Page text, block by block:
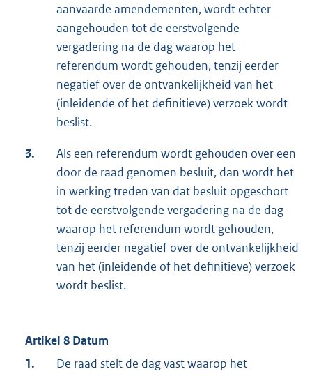
aanvaarde amendementen, wordt echter
aangehouden tot de eerstvolgende
vergadering na de dag waarop het
referendum wordt gehouden, tenzij eerder
negatief over de ontvankelijkheid van het
(inleidende of het definitieve) verzoek wordt
beslist.
3.
Als een referendum wordt gehouden over een
door de raad genomen besluit, dan wordt het
in werking treden van dat besluit opgeschort
tot de eerstvolgende vergadering na de dag
waarop het referendum wordt gehouden,
tenzij eerder negatief over de ontvankelijkheid
van het (inleidende of het definitieve) verzoek
wordt beslist.
Artikel 8 Datum
1.
De raad stelt de dag vast waarop het